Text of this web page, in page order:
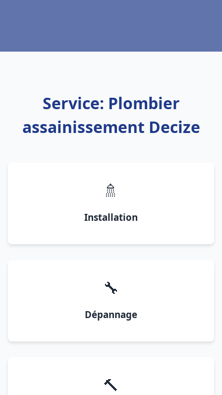
Service: Plombier
assainissement Decize
🚿
Installation
🔧
Dépannage
🔨